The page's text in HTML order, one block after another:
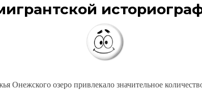
Онежского озеро привлекало значительное